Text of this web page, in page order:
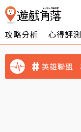
攻略分析 心得評測
英雄聯盟